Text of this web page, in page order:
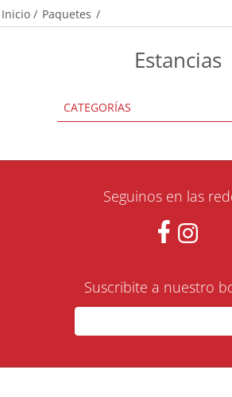
Inicio / Paquetes /
Estancias
CATEGORÍAS
Seguinos en las
Suscribite a nuestro